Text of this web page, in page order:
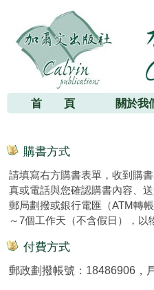
加爾文出版社
首 頁 關於我
購書方式
請填寫右方購書表單，收到購
真或電話與您確認購書內容、
郵局劃撥或銀行電匯（ATM轉
～7個工作天（不含假日），以
付費方式
郵政劃撥帳號：18486906，